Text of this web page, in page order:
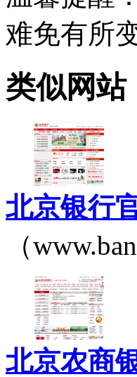
难免有所
类似网站
北京银行
（
北京农商